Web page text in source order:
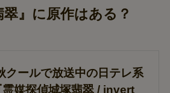
翠』に原作はある？
クールで放送中の日テレ系
霊媒探偵城塚翡翠 / invert